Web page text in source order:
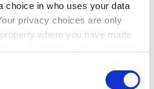
choice in who uses your data
privacy choices are only
where you have made
Community